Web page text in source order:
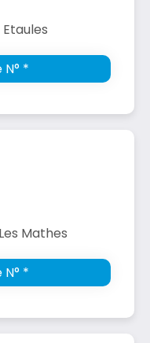
*
Mathes
*